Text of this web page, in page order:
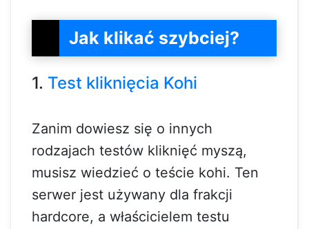
Jak klikać szybciej?
1. Test kliknięcia Kohi
Zanim dowiesz się o innych
rodzajach testów kliknięć myszą,
musisz wiedzieć o teście kohi. Ten
serwer jest używany dla frakcji
hardcore, a właścicielem testu